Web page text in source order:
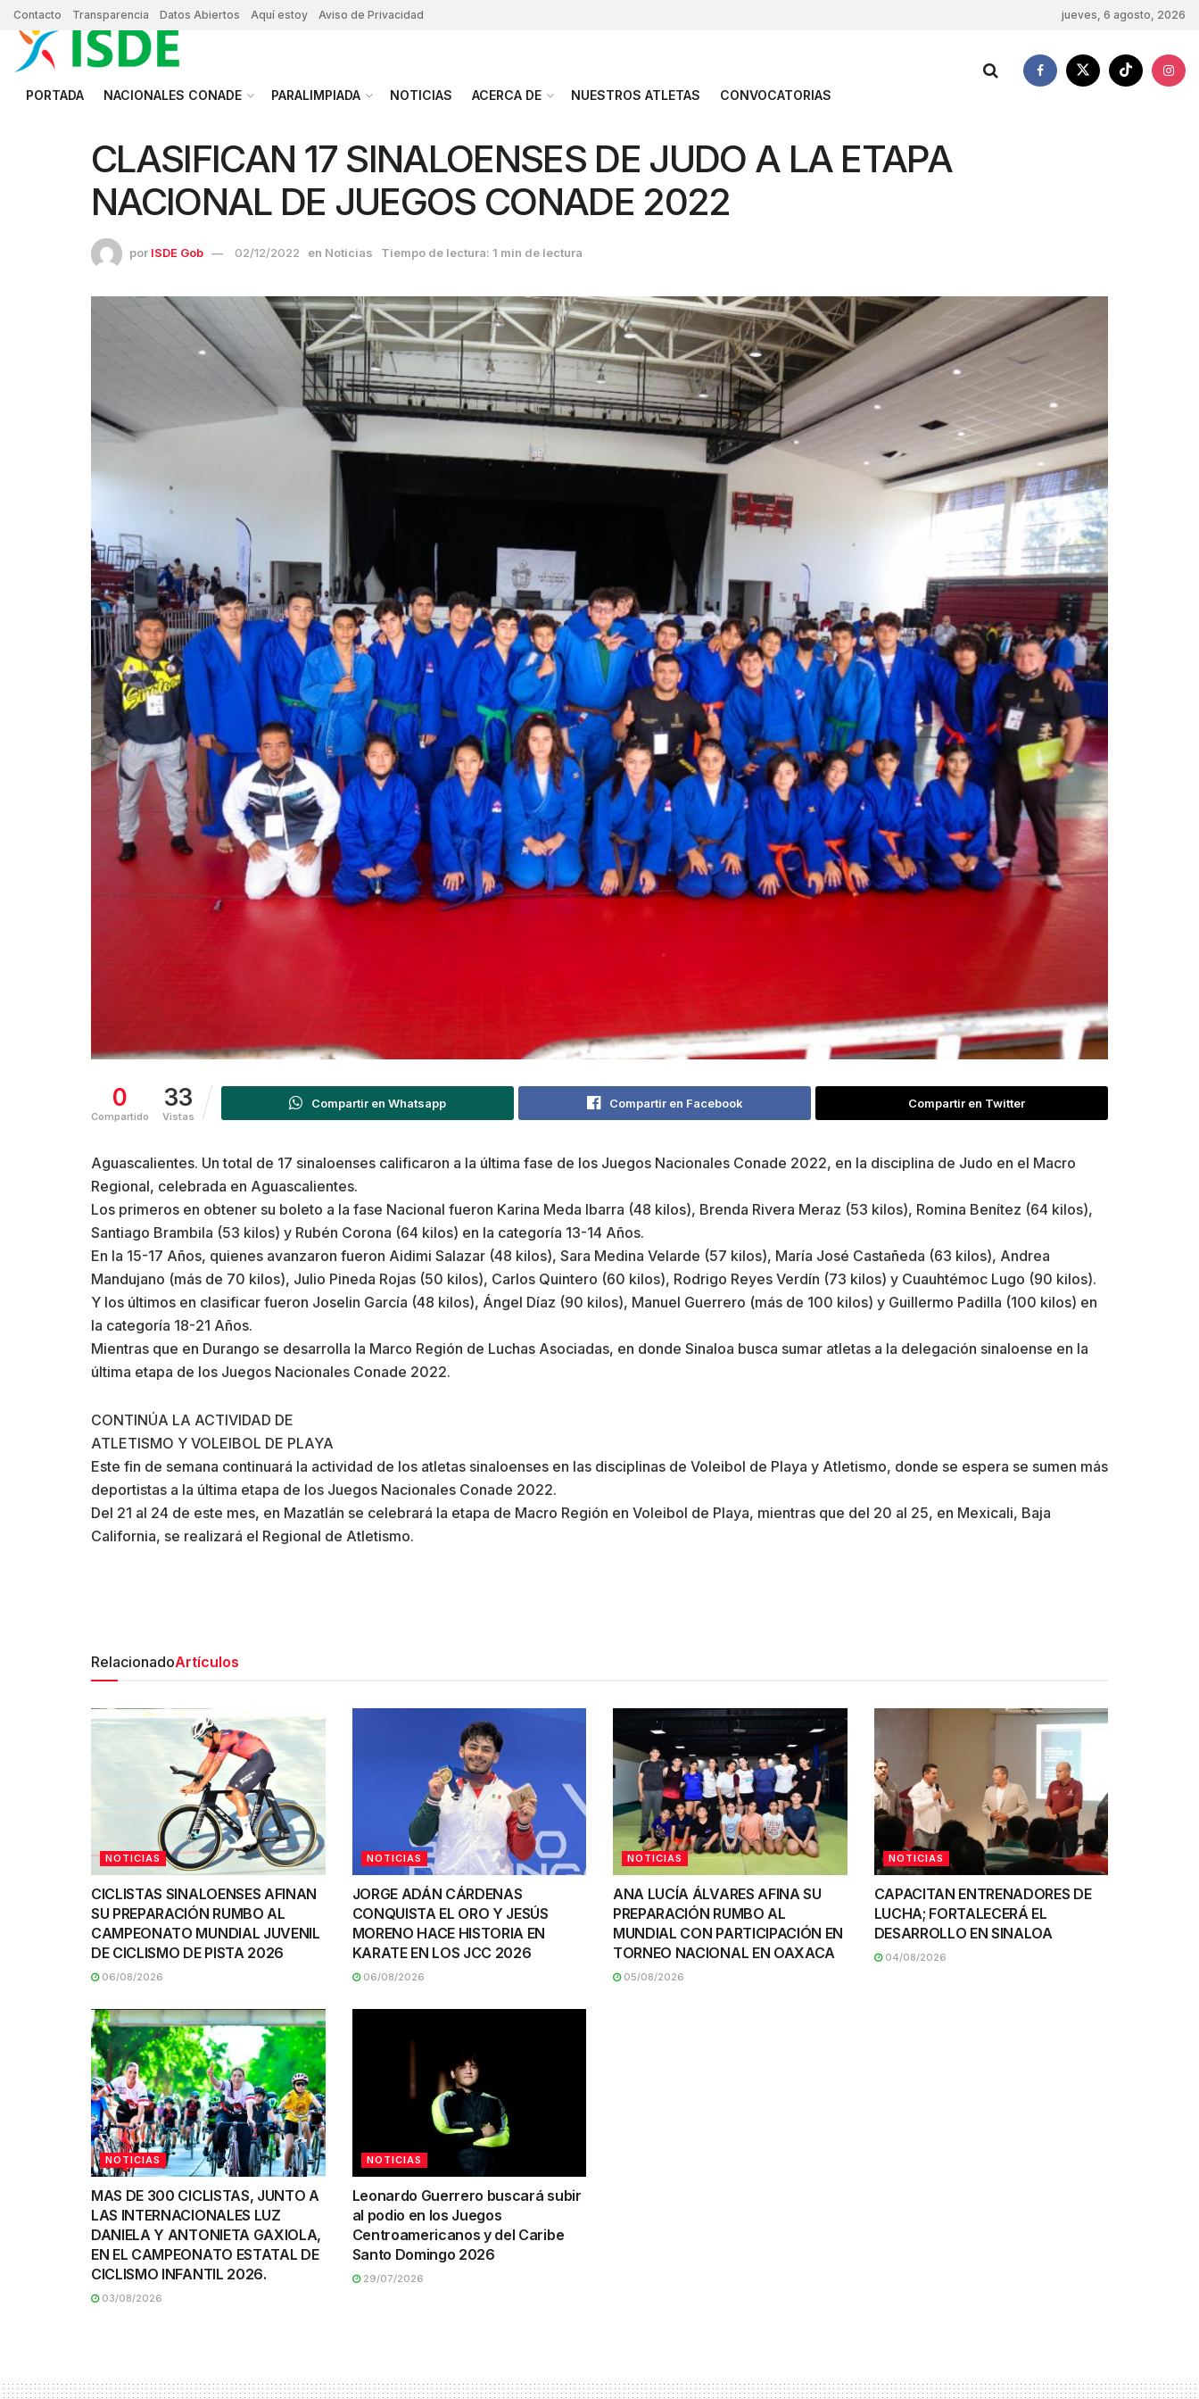
Contacto Transparencia Datos Abiertos Aquí estoy Aviso de Privacidad jueves, 6 agosto, 2026
PORTADA NACIONALES CONADE PARALIMPIADA NOTICIAS ACERCA DE NUESTROS ATLETAS CONVOCATORIAS
CLASIFICAN 17 SINALOENSES DE JUDO A LA ETAPA
NACIONAL DE JUEGOS CONADE 2022
por ISDE Gob 02/12/2022 en Noticias Tiempo de lectura: 1 min de lectura
0
Compartido
33
Vistas
Compartir en Whatsapp Compartir en Facebook Compartir en Twitter
Aguascalientes. Un total de 17 sinaloenses calificaron a la última fase de los Juegos Nacionales Conade 2022, en la disciplina de Judo en el Macro
Regional, celebrada en Aguascalientes.
Los primeros en obtener su boleto a la fase Nacional fueron Karina Meda Ibarra (48 kilos), Brenda Rivera Meraz (53 kilos), Romina Benítez (64 kilos),
Santiago Brambila (53 kilos) y Rubén Corona (64 kilos) en la categoría 13-14 Años.
En la 15-17 Años, quienes avanzaron fueron Aidimi Salazar (48 kilos), Sara Medina Velarde (57 kilos), María José Castañeda (63 kilos), Andrea
Mandujano (más de 70 kilos), Julio Pineda Rojas (50 kilos), Carlos Quintero (60 kilos), Rodrigo Reyes Verdín (73 kilos) y Cuauhtémoc Lugo (90 kilos).
Y los últimos en clasificar fueron Joselin García (48 kilos), Ángel Díaz (90 kilos), Manuel Guerrero (más de 100 kilos) y Guillermo Padilla (100 kilos) en
la categoría 18-21 Años.
Mientras que en Durango se desarrolla la Marco Región de Luchas Asociadas, en donde Sinaloa busca sumar atletas a la delegación sinaloense en la
última etapa de los Juegos Nacionales Conade 2022.
CONTINÚA LA ACTIVIDAD DE
ATLETISMO Y VOLEIBOL DE PLAYA
Este fin de semana continuará la actividad de los atletas sinaloenses en las disciplinas de Voleibol de Playa y Atletismo, donde se espera se sumen más
deportistas a la última etapa de los Juegos Nacionales Conade 2022.
Del 21 al 24 de este mes, en Mazatlán se celebrará la etapa de Macro Región en Voleibol de Playa, mientras que del 20 al 25, en Mexicali, Baja
California, se realizará el Regional de Atletismo.
RelacionadoArtículos
NOTICIAS
CICLISTAS SINALOENSES AFINAN
SU PREPARACIÓN RUMBO AL
CAMPEONATO MUNDIAL JUVENIL
DE CICLISMO DE PISTA 2026
06/08/2026
NOTICIAS
JORGE ADÁN CÁRDENAS
CONQUISTA EL ORO Y JESÚS
MORENO HACE HISTORIA EN
KARATE EN LOS JCC 2026
06/08/2026
NOTICIAS
ANA LUCÍA ÁLVARES AFINA SU
PREPARACIÓN RUMBO AL
MUNDIAL CON PARTICIPACIÓN EN
TORNEO NACIONAL EN OAXACA
05/08/2026
NOTICIAS
CAPACITAN ENTRENADORES DE
LUCHA; FORTALECERÁ EL
DESARROLLO EN SINALOA
04/08/2026
NOTICIAS
MAS DE 300 CICLISTAS, JUNTO A
LAS INTERNACIONALES LUZ
DANIELA Y ANTONIETA GAXIOLA,
EN EL CAMPEONATO ESTATAL DE
CICLISMO INFANTIL 2026.
03/08/2026
NOTICIAS
Leonardo Guerrero buscará subir
al podio en los Juegos
Centroamericanos y del Caribe
Santo Domingo 2026
29/07/2026